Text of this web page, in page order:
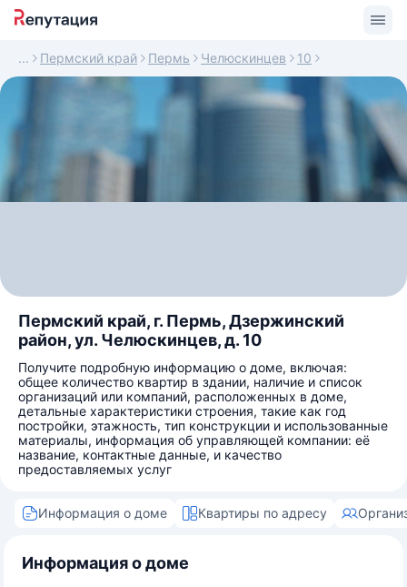
Пермский край Пермь Челюскинцев 10
Пермский край, г. Пермь, Дзержинский
район, ул. Челюскинцев, д. 10
Получите подробную информацию о доме, включая:
общее количество квартир в здании, наличие и список
организаций или компаний, расположенных в доме,
детальные характеристики строения, такие как год
постройки, этажность, тип конструкции и использованные
материалы, информация об управляющей компании: её
название, контактные данные, и качество
предоставляемых услуг
Информация о доме Квартиры по адресу
Информация о доме